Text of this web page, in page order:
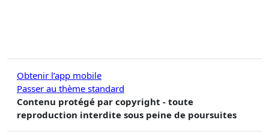
Obtenir l’app mobile
Passer au thème standard
Contenu protégé par copyright - toute
reproduction interdite sous peine de poursuites